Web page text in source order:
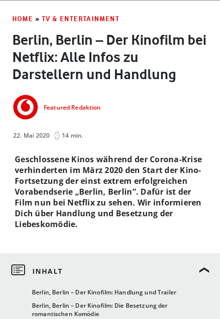
HOME » TV & ENTERTAINMENT
Berlin, Berlin – Der Kinofilm bei
Netflix: Alle Infos zu
Darstellern und Handlung
Featured Redaktion
22. Mai 2020 14 min.
Berlin, Berlin – Der Kinofilm: Handlung und Trailer
Berlin, Berlin – Der Kinofilm: Die Besetzung der
romantischen Komödie
Geschlossene Kinos während der Corona-Krise
verhinderten im März 2020 den Start der Kino-
Fortsetzung der einst extrem erfolgreichen
Vorabendserie „Berlin, Berlin”. Dafür ist der
Film nun bei Netflix zu sehen. Wir informieren
Dich über Handlung und Besetzung der
Liebeskomödie.